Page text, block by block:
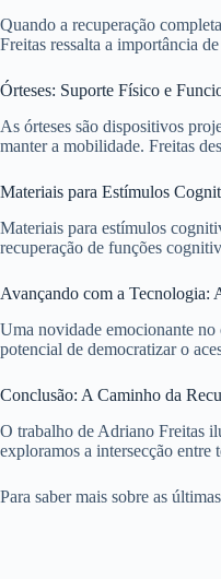
Quando a recuperação
Freitas ressalta a importância
Órteses: Suporte Físico e
As órteses são dispositivos
manter a mobilidade. Freitas
Materiais para Estímulos
Materiais para estímulos
recuperação de funções
Avançando com a Tecnologia:
Uma novidade emocionante no
potencial de democratizar o
Conclusão: A Caminho da
O trabalho de Adriano Freitas
exploramos a intersecção entre
Para saber mais sobre as